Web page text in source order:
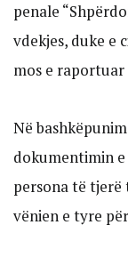
penale
vdekjes, duke e
mos e raportuar
Në
dokumentimin
persona të
vënien e tyre